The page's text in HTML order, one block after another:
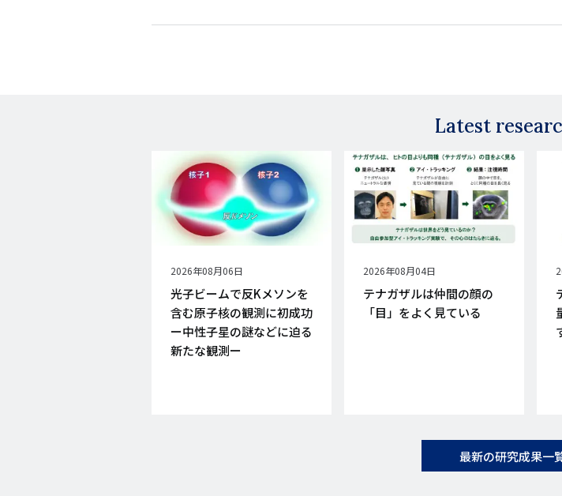
Latest
公
開
日
2026年08月06日
光子ビームで反Kメソンを
含む原子核の観測に初成功
ー中性子星の謎などに迫る
新たな観測ー
公
開
日
2026年08月04日
テナガザルは仲間の顔の
「目」をよく見ている
最新の研究成果一